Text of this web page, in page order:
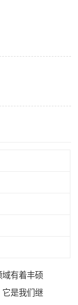
有着丰硕
它是我们继